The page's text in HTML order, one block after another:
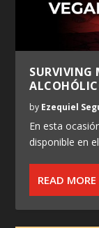
SURVIVING
by Ezequiel
En esta
disponible en
READ MORE